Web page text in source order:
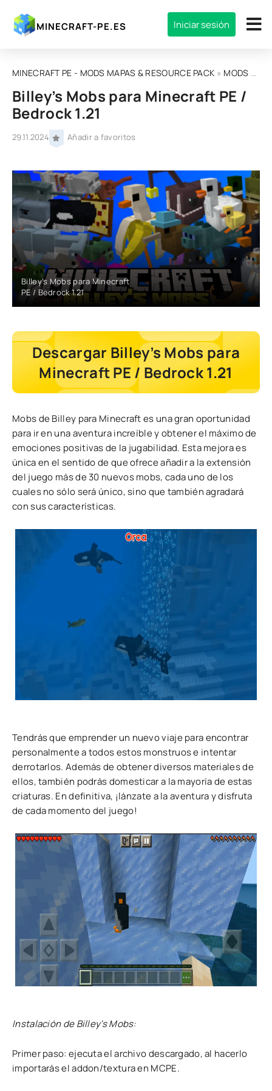
MINECRAFT-PE.ES Iniciar sesión
MINECRAFT PE - MODS MAPAS & RESOURCE PACK » MODS
Billey’s Mobs para Minecraft PE /
Bedrock 1.21
29.11.2024 Añadir a favoritos
Billey’s Mobs para Minecraft
PE / Bedrock 1.21
Descargar Billey’s Mobs para
Minecraft PE / Bedrock 1.21
Mobs de Billey para Minecraft es una gran oportunidad
para ir en una aventura increíble y obtener el máximo de
emociones positivas de la jugabilidad. Esta mejora es
única en el sentido de que ofrece añadir a la extensión
del juego más de 30 nuevos mobs, cada uno de los
cuales no sólo será único, sino que también agradará
con sus características.
Tendrás que emprender un nuevo viaje para encontrar
personalmente a todos estos monstruos e intentar
derrotarlos. Además de obtener diversos materiales de
ellos, también podrás domesticar a la mayoría de estas
criaturas. En definitiva, ¡lánzate a la aventura y disfruta
de cada momento del juego!
Instalación de Billey's Mobs:
Primer paso: ejecuta el archivo descargado, al hacerlo
importarás el addon/textura en MCPE.